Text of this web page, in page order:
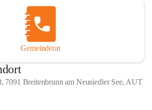
Gemeinderat
7091 Breitenbrunn am Neusiedler See, AUT